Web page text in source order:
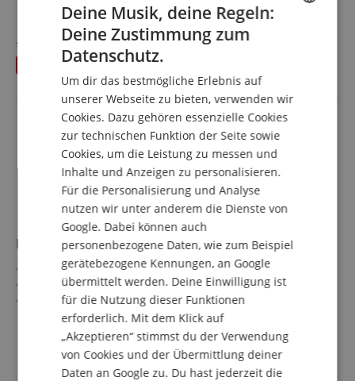
Langlebiges und leichtes Aluminiumgehäuse
Nierencharakteristik
Inklusive 2x Windschutz, 2x Mikrofonhalterung und
Transporttasche
Sparset inklusive Kleinmembran Stereo Zubehörset
mehr anzeigen
224,90 €
statt einzeln 228,90€
Du sparst4,00 €
Lewitt LCT 140 AIR Stereopaar
Perfekt abgestimmtes Stereopaar
Zwei Soundmodi (AIR und FLAT)
Ideal für Akustikgitarre und Drums
Low-Cut und PAD
Nierencharakteristik
Inklusive 2x Windschutz, 2x Mikrofonhalterung und
Transporttasche
mehr anzeigen
298,00 €
Versandkostenfrei (AT)
inkl. MwSt.
FRENCH
ITALIAN
SPANISH
Deine Musik, deine Regeln:
Deine Zustimmung zum
Datenschutz.
Um dir das bestmögliche Erlebnis auf
unserer Webseite zu bieten, verwenden wir
Cookies. Dazu gehören essenzielle Cookies
zur technischen Funktion der Seite sowie
Cookies, um die Leistung zu messen und
Inhalte und Anzeigen zu personalisieren.
Für die Personalisierung und Analyse
nutzen wir unter anderem die Dienste von
Google. Dabei können auch
personenbezogene Daten, wie zum Beispiel
gerätebezogene Kennungen, an Google
übermittelt werden. Deine Einwilligung ist
für die Nutzung dieser Funktionen
erforderlich. Mit dem Klick auf
„Akzeptieren“ stimmst du der Verwendung
von Cookies und der Übermittlung deiner
Daten an Google zu. Du hast jederzeit die